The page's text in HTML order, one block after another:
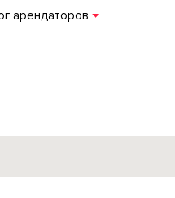
арендаторов